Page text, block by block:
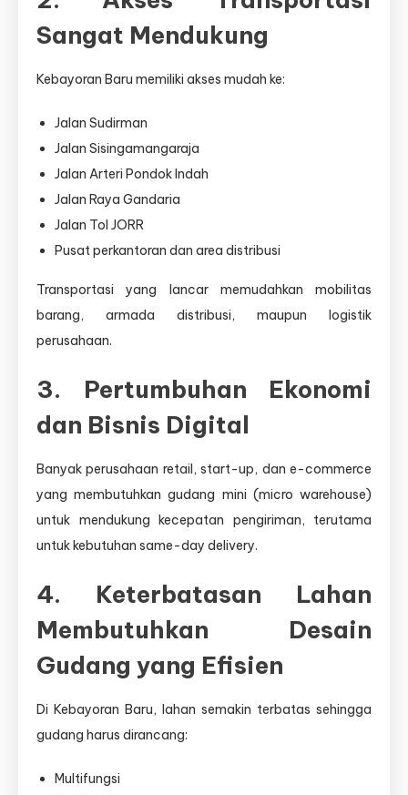
Sangat Mendukung
Kebayoran Baru memiliki akses mudah ke:
Jalan Sudirman
Jalan Sisingamangaraja
Jalan Arteri Pondok Indah
Jalan Raya Gandaria
Jalan Tol JORR
Pusat perkantoran dan area distribusi
Transportasi yang lancar memudahkan mobilitas
barang, armada distribusi, maupun logistik
perusahaan.
3. Pertumbuhan Ekonomi
dan Bisnis Digital
Banyak perusahaan retail, start-up, dan e-commerce
yang membutuhkan gudang mini (micro warehouse)
untuk mendukung kecepatan pengiriman, terutama
untuk kebutuhan same-day delivery.
4. Keterbatasan Lahan
Membutuhkan Desain
Gudang yang Efisien
Di Kebayoran Baru, lahan semakin terbatas sehingga
gudang harus dirancang:
Multifungsi